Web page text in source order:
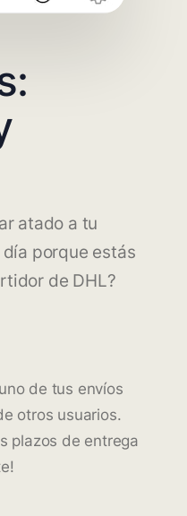
atado a tu
porque estás
de DHL?
de tus envíos
otros usuarios.
plazos de entrega